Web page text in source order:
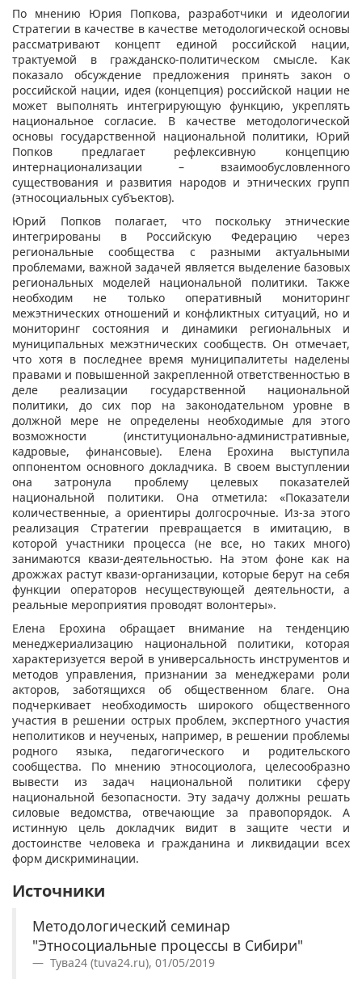
По мнению Юрия Попкова, разработчики и идеологии
Стратегии в качестве в качестве методологической основы
рассматривают концепт единой российской нации,
трактуемой в гражданско-политическом смысле. Как
показало обсуждение предложения принять закон о
российской нации, идея (концепция) российской нации не
может выполнять интегрирующую функцию, укреплять
национальное согласие. В качестве методологической
основы государственной национальной политики, Юрий
Попков предлагает рефлексивную концепцию
интернационализации – взаимообусловленного
существования и развития народов и этнических групп
(этносоциальных субъектов).
Юрий Попков полагает, что поскольку этнические
интегрированы в Российскую Федерацию через
региональные сообщества с разными актуальными
проблемами, важной задачей является выделение базовых
региональных моделей национальной политики. Также
необходим не только оперативный мониторинг
межэтнических отношений и конфликтных ситуаций, но и
мониторинг состояния и динамики региональных и
муниципальных межэтнических сообществ. Он отмечает,
что хотя в последнее время муниципалитеты наделены
правами и повышенной закрепленной ответственностью в
деле реализации государственной национальной
политики, до сих пор на законодательном уровне в
должной мере не определены необходимые для этого
возможности (институционально-административные,
кадровые, финансовые). Елена Ерохина выступила
оппонентом основного докладчика. В своем выступлении
она затронула проблему целевых показателей
национальной политики. Она отметила: «Показатели
количественные, а ориентиры долгосрочные. Из-за этого
реализация Стратегии превращается в имитацию, в
которой участники процесса (не все, но таких много)
занимаются квази-деятельностью. На этом фоне как на
дрожжах растут квази-организации, которые берут на себя
функции операторов несуществующей деятельности, а
реальные мероприятия проводят волонтеры».
Елена Ерохина обращает внимание на тенденцию
менеджериализацию национальной политики, которая
характеризуется верой в универсальность инструментов и
методов управления, признании за менеджерами роли
акторов, заботящихся об общественном благе. Она
подчеркивает необходимость широкого общественного
участия в решении острых проблем, экспертного участия
неполитиков и неученых, например, в решении проблемы
родного языка, педагогического и родительского
сообщества. По мнению этносоциолога, целесообразно
вывести из задач национальной политики сферу
национальной безопасности. Эту задачу должны решать
силовые ведомства, отвечающие за правопорядок. А
истинную цель докладчик видит в защите чести и
достоинстве человека и гражданина и ликвидации всех
форм дискриминации.
Источники
Методологический семинар
"Этносоциальные процессы в Сибири"
Тува24 (tuva24.ru), 01/05/2019